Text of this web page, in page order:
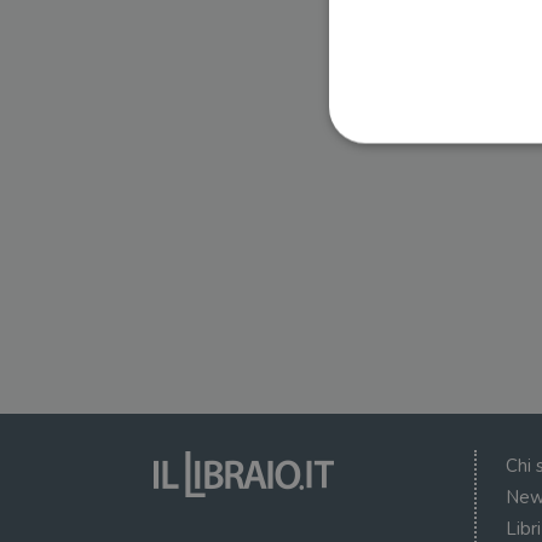
Chi
I cookie strettamente
wordpress_sec_[hash]
CookieScriptConsent